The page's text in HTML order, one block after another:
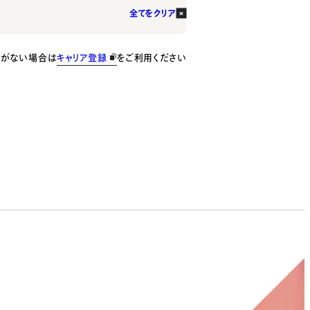
全てをクリア
ない場合はキャリア登録 をご利用ください